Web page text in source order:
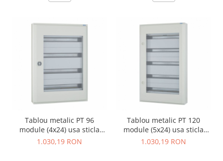
Tablou metalic PT 96
module (4x24) usa sticla
IP30 Eaton alb BF-OT-4/96-C
1.030,19 RON
Tablou metalic PT 120
module (5x24) usa sticla
IP30 Eaton alb BF-OT-5/120-
1.030,19 RON